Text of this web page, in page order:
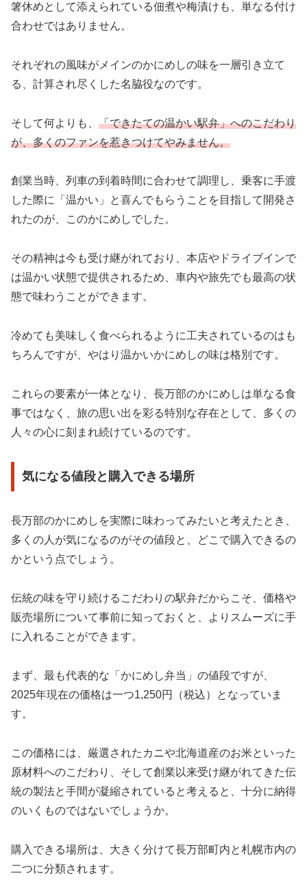
箸休めとして添えられている佃煮や梅漬けも、単なる付け
合わせではありません。
それぞれの風味がメインのかにめしの味を一層引き立て
る、計算され尽くした名脇役なのです。
そして何よりも、 「できたての温かい駅弁」へのこだわり
が、多くのファンを惹きつけてやみません。
創業当時、列車の到着時間に合わせて調理し、乗客に手渡
した際に「温かい」と喜んでもらうことを目指して開発さ
れたのが、このかにめしでした。
その精神は今も受け継がれており、本店やドライブインで
は温かい状態で提供されるため、車内や旅先でも最高の状
態で味わうことができます。
冷めても美味しく食べられるように工夫されているのはも
ちろんですが、やはり温かいかにめしの味は格別です。
これらの要素が一体となり、長万部のかにめしは単なる食
事ではなく、旅の思い出を彩る特別な存在として、多くの
人々の心に刻まれ続けているのです。
気になる値段と購入できる場所
長万部のかにめしを実際に味わってみたいと考えたとき、
多くの人が気になるのがその値段と、どこで購入できるの
かという点でしょう。
伝統の味を守り続けるこだわりの駅弁だからこそ、価格や
販売場所について事前に知っておくと、よりスムーズに手
に入れることができます。
まず、最も代表的な「かにめし弁当」の値段ですが、
2025年現在の価格は一つ1,250円（税込）となっていま
す。
この価格には、厳選されたカニや北海道産のお米といった
原材料へのこだわり、そして創業以来受け継がれてきた伝
統の製法と手間が凝縮されていると考えると、十分に納得
のいくものではないでしょうか。
購入できる場所は、大きく分けて長万部町内と札幌市内の
二つに分類されます。